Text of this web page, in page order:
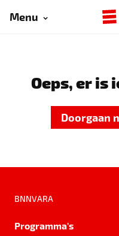
Menu
Oeps, er is
Doorgaan
BNNVARA
Programma's